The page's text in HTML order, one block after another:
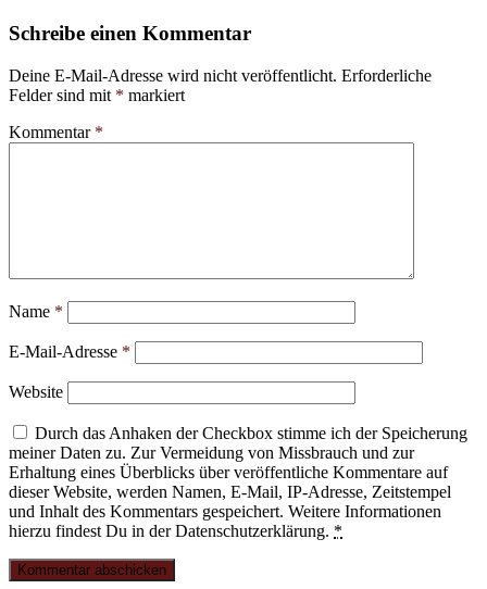
Schreibe einen Kommentar
Deine E-Mail-Adresse wird nicht veröffentlicht. Erforderliche
Felder sind mit * markiert
Kommentar *
Name *
E-Mail-Adresse *
Website
Durch das Anhaken der Checkbox stimme ich der Speicherung
meiner Daten zu. Zur Vermeidung von Missbrauch und zur
Erhaltung eines Überblicks über veröffentliche Kommentare auf
dieser Website, werden Namen, E-Mail, IP-Adresse, Zeitstempel
und Inhalt des Kommentars gespeichert. Weitere Informationen
hierzu findest Du in der Datenschutzerklärung. *